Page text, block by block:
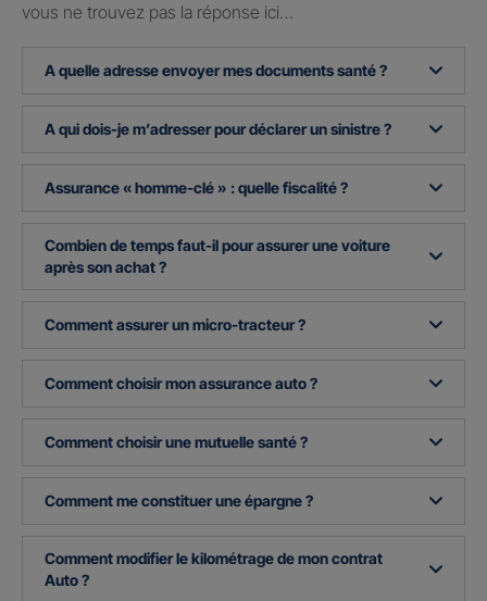
vous ne trouvez pas la réponse ici…
A quelle adresse envoyer mes documents santé ?
A qui dois-je m’adresser pour déclarer un sinistre ?
Assurance « homme-clé » : quelle fiscalité ?
Combien de temps faut-il pour assurer une voiture
après son achat ?
Comment assurer un micro-tracteur ?
Comment choisir mon assurance auto ?
Comment choisir une mutuelle santé ?
Comment me constituer une épargne ?
Comment modifier le kilométrage de mon contrat
Auto ?